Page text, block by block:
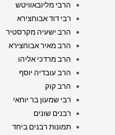
הרבי מליובאוויטש
רבי דוד אבוחצירא
הרב ישעיה מקרסטיר
הרב מאיר אבוחצירא
הרב מרדכי אליהו
הרב עובדיה יוסף
הרב קוק
רבי שמעון בר יוחאי
רבנים שונים
תמונות רבנים ביחד